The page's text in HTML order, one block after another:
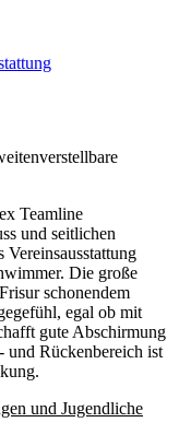
Teamline
und seitlichen
Die große
schonendem
egal ob mit
gute Abschirmung
und Rückenbereich ist
und Jugendliche